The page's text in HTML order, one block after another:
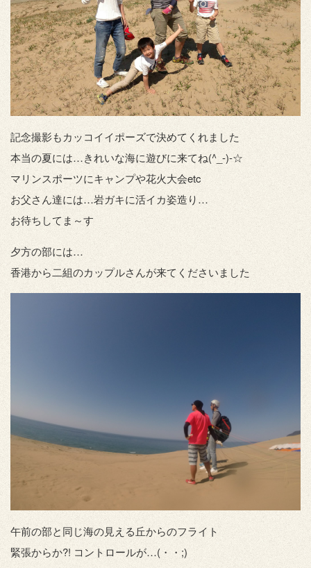
記念撮影もカッコイイポーズで決めてくれました
本当の夏には…きれいな海に遊びに来てね(^_-)-☆
マリンスポーツにキャンプや花火大会etc
お父さん達には…岩ガキに活イカ姿造り…
お待ちしてま～す
夕方の部には…
香港から二組のカップルさんが来てくださいました
午前の部と同じ海の見える丘からのフライト
緊張からか?! コントロールが…(・・;)